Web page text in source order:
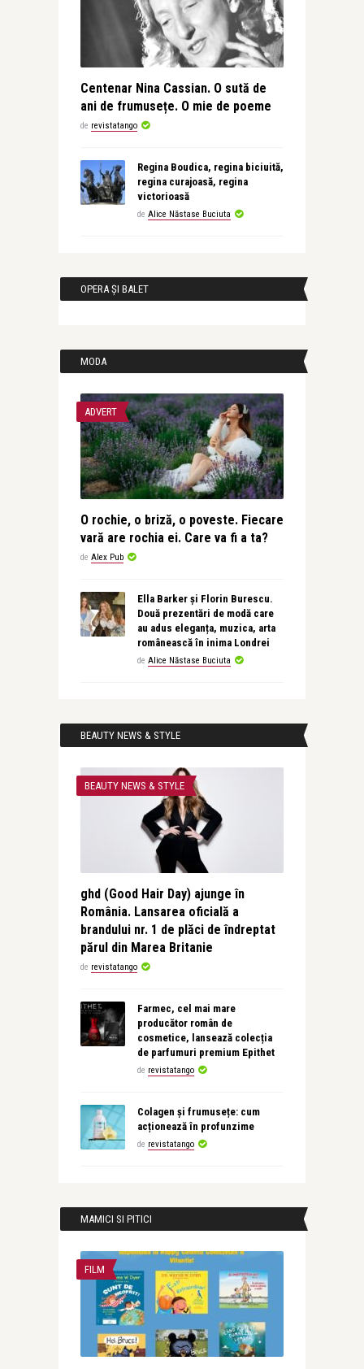
Centenar Nina Cassian. O sută de
ani de frumusețe. O mie de poeme
de revistatango
Regina Boudica, regina biciuită,
regina curajoasă, regina
victorioasă
de Alice Năstase Buciuta
OPERA ȘI BALET
MODA
ADVERT
O rochie, o briză, o poveste. Fiecare
vară are rochia ei. Care va fi a ta?
de Alex Pub
Ella Barker și Florin Burescu.
Două prezentări de modă care
au adus eleganța, muzica, arta
românească în inima Londrei
de Alice Năstase Buciuta
BEAUTY NEWS & STYLE
BEAUTY NEWS & STYLE
ghd (Good Hair Day) ajunge în
România. Lansarea oficială a
brandului nr. 1 de plăci de îndreptat
părul din Marea Britanie
de revistatango
Farmec, cel mai mare
producător român de
cosmetice, lansează colecția
de parfumuri premium Epithet
de revistatango
Colagen și frumusețe: cum
acționează în profunzime
de revistatango
MAMICI SI PITICI
FILM